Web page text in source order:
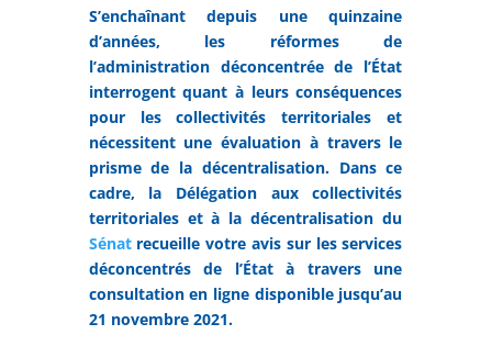
S’enchaînant depuis une quinzaine
d’années, les réformes de
l’administration déconcentrée de l’État
interrogent quant à leurs conséquences
pour les collectivités territoriales et
nécessitent une évaluation à travers le
prisme de la décentralisation. Dans ce
cadre, la Délégation aux collectivités
territoriales et à la décentralisation du
Sénatrecueille votre avis sur les services
déconcentrés de l’État à travers une
consultation en ligne disponible jusqu’au
21 novembre 2021.